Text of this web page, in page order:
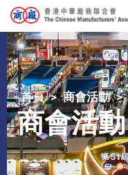
首頁 商會活動
商會活動